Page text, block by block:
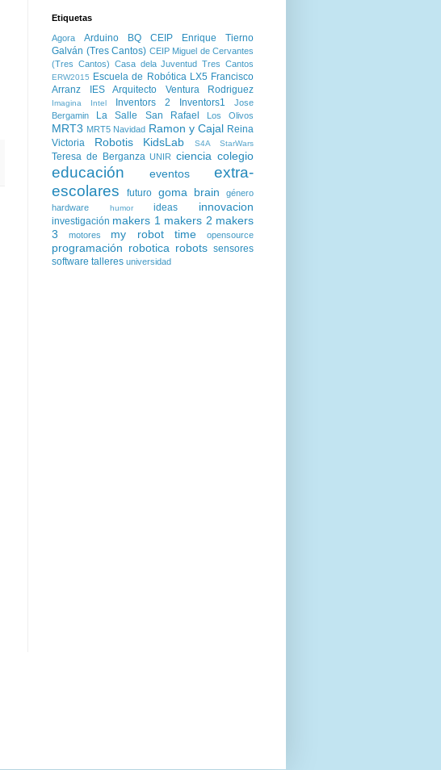
Etiquetas
Agora Arduino BQ
CEIP Enrique Tierno
Galván (Tres Cantos) CEIP Miguel de Cervantes
(Tres Cantos) Casa dela Juventud Tres Cantos
ERW2015 Escuela de Robótica LX5 Francisco
Arranz
IES Arquitecto Ventura Rodriguez
Imagina Intel Inventors 2 Inventors1
Jose
Bergamin
La Salle San Rafael Los Olivos
MRT3 MRT5 Navidad Ramon y Cajal Reina
Victoria
Robotis KidsLab S4A StarWars
Teresa de Berganza UNIR ciencia colegio
educación eventos
extra-
escolares
futuro goma brain
género
hardware
humor ideas innovacion
investigación makers 1 makers 2 makers
3
motores my robot time opensource
programación robotica robots sensores
software talleres universidad